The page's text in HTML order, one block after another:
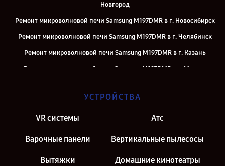
Новгород
Ремонт микроволновой печи Samsung M197DMR в г. Новосибирск
Ремонт микроволновой печи Samsung M197DMR в г. Челябинск
Ремонт микроволновой печи Samsung M197DMR в г. Казань
Ремонт микроволновой печи Samsung M197DMR в г. Москва
Петербург
УСТРОЙСТВА
VR системы Атс
Варочные панели Вертикальные пылесосы
Вытяжки Домашние кинотеатры